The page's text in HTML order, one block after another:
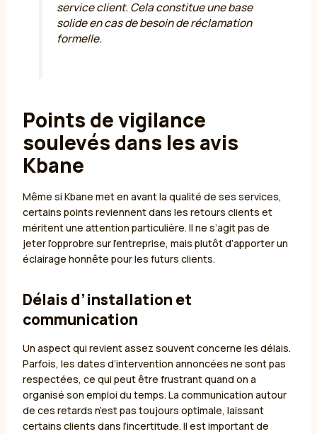
service client. Cela constitue une base
solide en cas de besoin de réclamation
formelle.
Points de vigilance
soulevés dans les avis
Kbane
Même si Kbane met en avant la qualité de ses services,
certains points reviennent dans les retours clients et
méritent une attention particulière. Il ne s’agit pas de
jeter l’opprobre sur l’entreprise, mais plutôt d’apporter un
éclairage honnête pour les futurs clients.
Délais d’installation et
communication
Un aspect qui revient assez souvent concerne les délais.
Parfois, les dates d’intervention annoncées ne sont pas
respectées, ce qui peut être frustrant quand on a
organisé son emploi du temps. La communication autour
de ces retards n’est pas toujours optimale, laissant
certains clients dans l’incertitude. Il est important de